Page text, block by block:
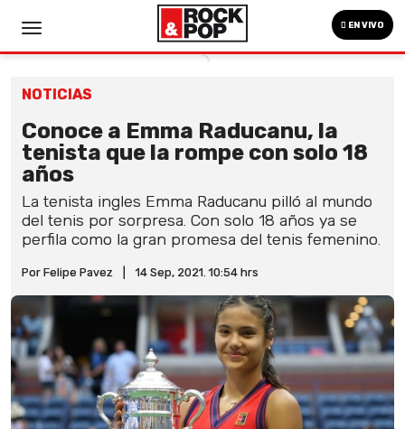
EN VIVO
NOTICIAS
Conoce a Emma Raducanu, la
tenista que la rompe con solo 18
años
La tenista ingles Emma Raducanu pilló al mundo
del tenis por sorpresa. Con solo 18 años ya se
perfila como la gran promesa del tenis femenino.
Por Felipe Pavez 14 Sep, 2021. 10:54 hrs